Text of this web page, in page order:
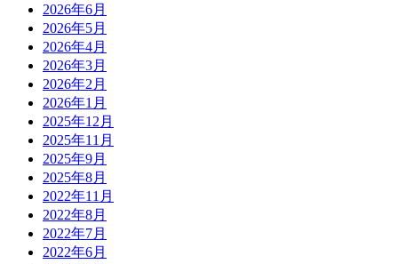
2026年6月
2026年5月
2026年4月
2026年3月
2026年2月
2026年1月
2025年12月
2025年11月
2025年9月
2025年8月
2022年11月
2022年8月
2022年7月
2022年6月